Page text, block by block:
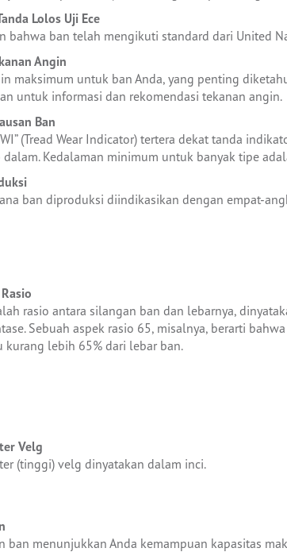
Lolos Uji Ece
bahwa ban telah mengikuti standard dari United
Angin
maksimum untuk ban Anda, yang penting
untuk informasi dan rekomendasi tekanan angin.
Ban
(Tread Wear Indicator) tertera dekat tanda
dalam. Kedalaman minimum untuk banyak tipe
ban diproduksi diindikasikan dengan empat-
rasio antara silangan ban dan lebarnya,
Sebuah aspek rasio 65, misalnya, berarti
kurang lebih 65% dari lebar ban.
Velg
(tinggi) velg dinyatakan dalam inci.
ban menunjukkan Anda kemampuan kapasitas